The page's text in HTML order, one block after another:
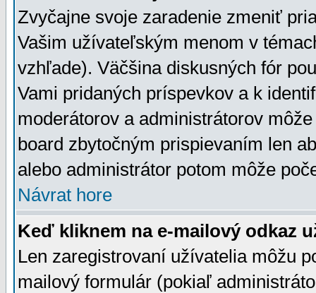
Zvyčajne svoje zaradenie zmeniť
Vašim užívateľským menom v
vzhľade). Väčšina diskusných fór
Vami pridaných príspevkov a k
moderátorov a administrátorov
board zbytočným prispievaním len
alebo administrátor potom môže
Návrat hore
Keď kliknem na e-mailový odkaz
Len zaregistrovaní užívatelia môžu
mailový formulár (pokiaľ